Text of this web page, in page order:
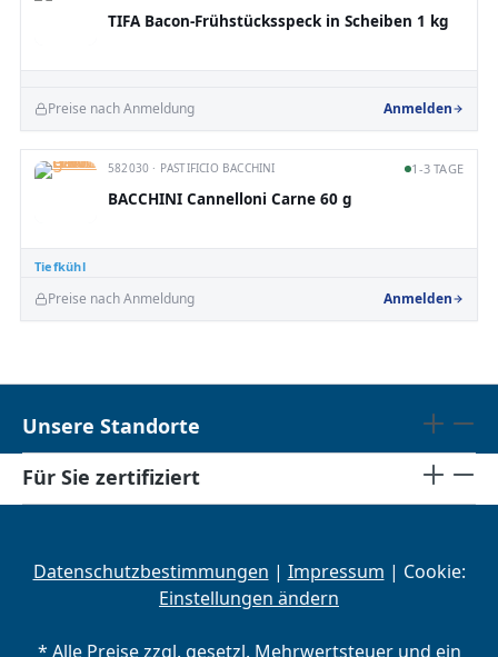
TIFA Bacon-Frühstücksspeck in Scheiben 1 kg
Preise nach Anmeldung Anmelden
Tiefkühl
582030 · PASTIFICIO BACCHINI 1-3 TAGE
BACCHINI Cannelloni Carne 60 g
Preise nach Anmeldung Anmelden
Unsere Standorte
Für Sie zertifiziert
Datenschutzbestimmungen | Impressum | Cookie:
Einstellungen ändern
* Alle Preise zzgl. gesetzl. Mehrwertsteuer und ein